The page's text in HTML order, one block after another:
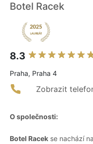
Botel Racek
8.3
Praha, Praha 4
Zobrazit
O společnosti:
Botel Racek se nachází